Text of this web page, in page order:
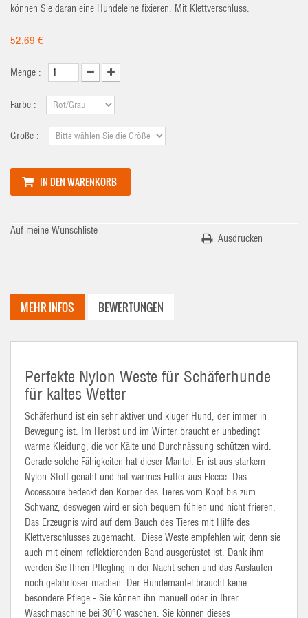
können Sie daran eine Hundeleine fixieren. Mit Klettverschluss.
52,69 €
Menge :
Farbe :
Größe :
IN DEN WARENKORB
Auf meine Wunschliste
Ausdrucken
MEHR INFOS BEWERTUNGEN
Perfekte Nylon Weste für Schäferhunde
für kaltes Wetter
Schäferhund ist ein sehr aktiver und kluger Hund, der immer in
Bewegung ist. Im Herbst und im Winter braucht er unbedingt
warme Kleidung, die vor Kälte und Durchnässung schützen wird.
Gerade solche Fähigkeiten hat dieser Mantel. Er ist aus starkem
Nylon-Stoff genäht und hat warmes Futter aus Fleece. Das
Accessoire bedeckt den Körper des Tieres vom Kopf bis zum
Schwanz, deswegen wird er sich bequem fühlen und nicht frieren.
Das Erzeugnis wird auf dem Bauch des Tieres mit Hilfe des
Klettverschlusses zugemacht. Diese Weste empfehlen wir, denn sie
auch mit einem reflektierenden Band ausgerüstet ist. Dank ihm
werden Sie Ihren Pflegling in der Nacht sehen und das Auslaufen
noch gefahrloser machen. Der Hundemantel braucht keine
besondere Pflege - Sie können ihn manuell oder in Ihrer
Waschmaschine bei 30°C waschen. Sie können dieses